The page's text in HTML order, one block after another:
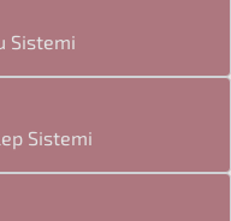
Sistemi
Sistemi